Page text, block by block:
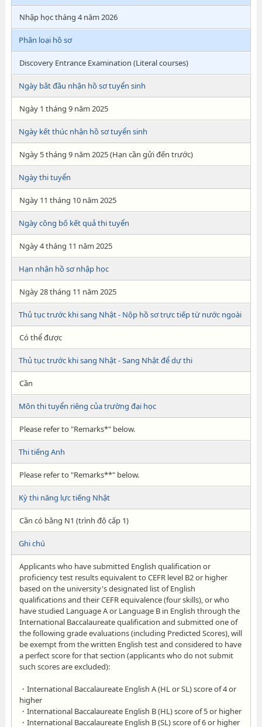
Nhập học tháng 4 năm 2026
Phân loại hồ sơ
Discovery Entrance Examination (Literal courses)
Ngày bắt đầu nhận hồ sơ tuyển sinh
Ngày 1 tháng 9 năm 2025
Ngày kết thúc nhận hồ sơ tuyển sinh
Ngày 5 tháng 9 năm 2025 (Hạn cần gửi đến trước)
Ngày thi tuyển
Ngày 11 tháng 10 năm 2025
Ngày công bố kết quả thi tuyển
Ngày 4 tháng 11 năm 2025
Hạn nhận hồ sơ nhập học
Ngày 28 tháng 11 năm 2025
Thủ tục trước khi sang Nhật - Nộp hồ sơ trực tiếp từ nước ngoài
Có thể được
Thủ tục trước khi sang Nhật - Sang Nhật để dự thi
Cần
Môn thi tuyển riêng của trường đại học
Please refer to "Remarks*" below.
Thi tiếng Anh
Please refer to "Remarks**" below.
Kỳ thi năng lực tiếng Nhật
Cần có bằng N1 (trình độ cấp 1)
Ghi chú
Applicants who have submitted English qualification or
proficiency test results equivalent to CEFR level B2 or higher
based on the university's designated list of English
qualifications and their CEFR equivalence (four skills), or who
have studied Language A or Language B in English through the
International Baccalaureate qualification and submitted one of
the following grade evaluations (including Predicted Scores), will
be exempt from the written English test and considered to have
a perfect score for that section (applicants who do not submit
such scores are excluded):
・International Baccalaureate English A (HL or SL) score of 4 or
higher
・International Baccalaureate English B (HL) score of 5 or higher
・International Baccalaureate English B (SL) score of 6 or higher